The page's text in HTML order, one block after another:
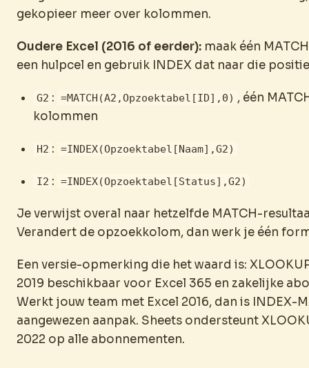
gekopieer meer over kolommen.
Oudere Excel (2016 of eerder): maak één
een hulpcel en gebruik INDEX dat naar die
G2 : =MATCH(A2,Opzoektabel[ID],0) , één
kolommen
H2 : =INDEX(Opzoektabel[Naam],G2)
I2 : =INDEX(Opzoektabel[Status],G2)
Je verwijst overal naar hetzelfde MATCH-
Verandert de opzoekkolom, dan werk je één
Een versie-opmerking die het waard is:
2019 beschikbaar voor Excel 365 en zakelijke
Werkt jouw team met Excel 2016, dan is INDEX-
aangewezen aanpak. Sheets ondersteunt
2022 op alle abonnementen.